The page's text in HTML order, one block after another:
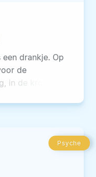
drankje. Op
de
in de kroeg
Psyche